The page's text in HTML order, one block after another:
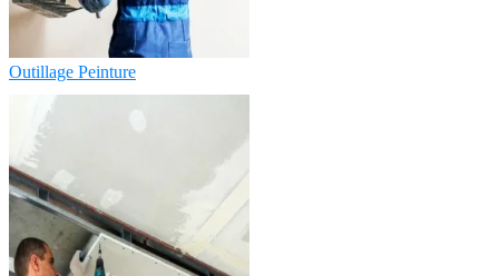
Outillage Peinture